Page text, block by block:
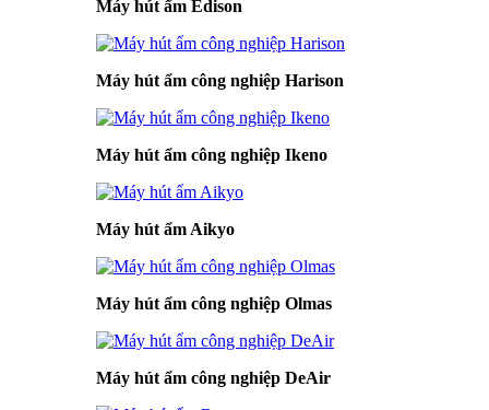
Máy hút ẩm Edison
Máy hút ẩm công nghiệp Harison
Máy hút ẩm công nghiệp Ikeno
Máy hút ẩm Aikyo
Máy hút ẩm công nghiệp Olmas
Máy hút ẩm công nghiệp DeAir